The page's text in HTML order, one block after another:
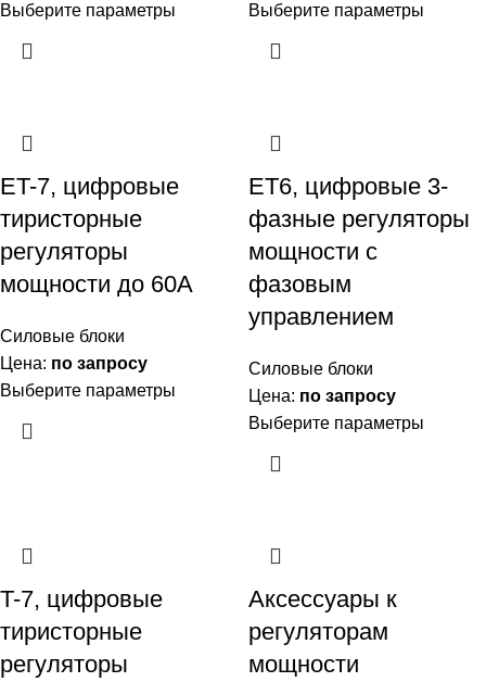
Выберите параметры
Выберите параметры
ET-7, цифровые
тиристорные
регуляторы
мощности до 60А
Силовые блоки
Цена: по запросу
Выберите параметры
ET6, цифровые 3-
фазные регуляторы
мощности с
фазовым
управлением
Силовые блоки
Цена: по запросу
Выберите параметры
T-7, цифровые
тиристорные
регуляторы
Аксессуары к
регуляторам
мощности